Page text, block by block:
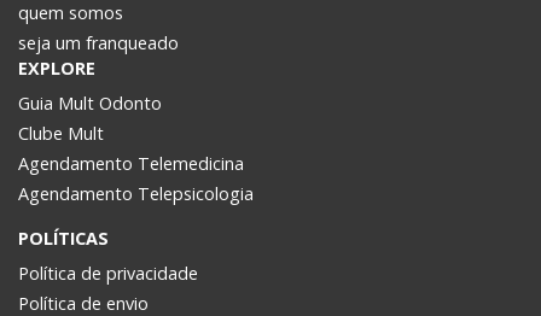
quem somos
seja um franqueado
EXPLORE
Guia Mult Odonto
Clube Mult
Agendamento Telemedicina
Agendamento Telepsicologia
POLÍTICAS
Política de privacidade
Política de envio